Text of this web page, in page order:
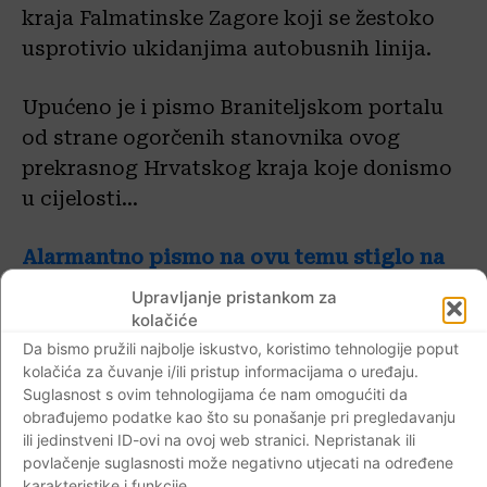
Upravljanje pristankom za
kolačiće
Da bismo pružili najbolje iskustvo, koristimo tehnologije poput
kolačića za čuvanje i/ili pristup informacijama o uređaju.
Suglasnost s ovim tehnologijama će nam omogućiti da
obrađujemo podatke kao što su ponašanje pri pregledavanju
ili jedinstveni ID-ovi na ovoj web stranici. Nepristanak ili
povlačenje suglasnosti može negativno utjecati na određene
kraja Falmatinske Zagore koji se žestoko
usprotivio ukidanjima autobusnih linija.
Upućeno je i pismo Braniteljskom portalu
od strane ogorčenih stanovnika ovog
prekrasnog Hrvatskog kraja koje donismo
u cijelosti…
Alarmantno pismo na ovu temu stiglo na
adresu Braniteljskog portala…
Pismo u cijelosti…
Poštovanje, ovim putem vam se obraćam za
pomoć jer ste zasigurno najčitaniji portal
na području Dalmacije. Naime, radi se o